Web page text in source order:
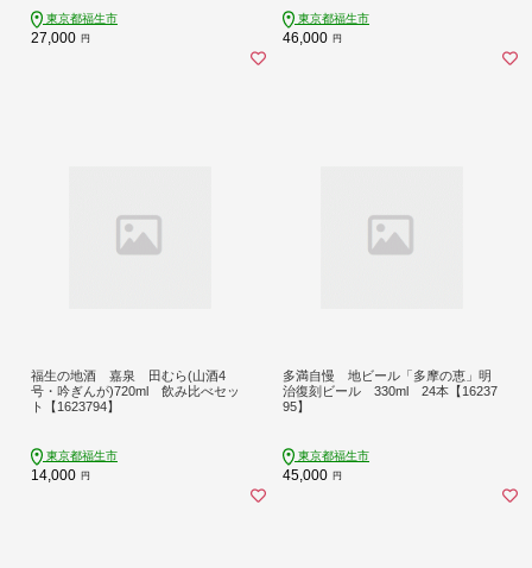
東京都福生市
27,000 円
東京都福生市
46,000 円
福生の地酒 嘉泉 田むら(山酒4
号・吟ぎんが)720ml 飲み比べセッ
ト【1623794】
東京都福生市
14,000 円
多満自慢 地ビール「多摩の恵」明
治復刻ビール 330ml 24本【16237
95】
東京都福生市
45,000 円